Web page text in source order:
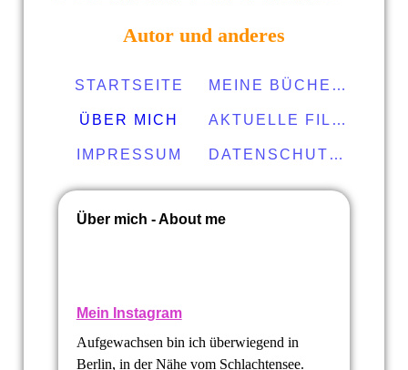
Autor und anderes
STARTSEITE MEINE BÜCHER
ÜBER MICH AKTUELLE FILME
IMPRESSUM DATENSCHUTZERKLÄRUNG
Über mich - About me
Mein Instagram
Aufgewachsen bin ich überwiegend in
Berlin, in der Nähe vom Schlachtensee.